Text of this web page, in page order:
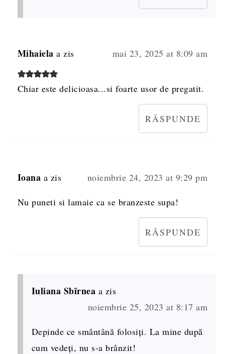
Mihaiela a zis mai 23, 2025 at 8:09 am
Chiar este delicioasa...si foarte usor de pregatit.
RĂSPUNDE
Ioana a zis noiembrie 24, 2023 at 9:29 pm
Nu puneti si lamaie ca se branzeste supa!
RĂSPUNDE
Iuliana Sbîrnea a zis
noiembrie 25, 2023 at 8:17 am
Depinde ce smântână folosiți. La mine după
cum vedeți, nu s-a brânzit!